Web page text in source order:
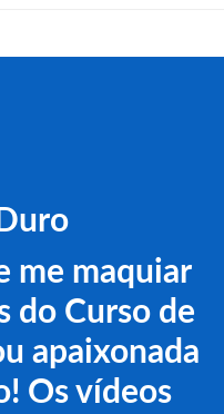
me maquiar
do Curso de
apaixonada
Os vídeos